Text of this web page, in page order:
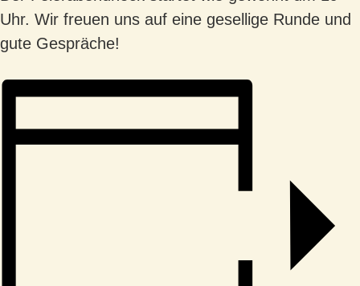
Uhr. Wir freuen uns auf eine gesellige Runde und
gute Gespräche!